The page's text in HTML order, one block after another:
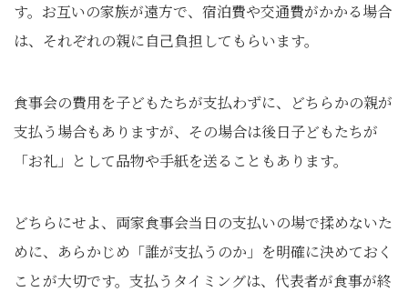
す。お互いの家族が遠方で、宿泊費や交通費がかかる場合
は、それぞれの親に自己負担してもらいます。
食事会の費用を子どもたちが支払わずに、どちらかの親が
支払う場合もありますが、その場合は後日子どもたちが
「お礼」として品物や手紙を送ることもあります。
どちらにせよ、両家食事会当日の支払いの場で揉めないた
めに、あらかじめ「誰が支払うのか」を明確に決めておく
ことが大切です。支払うタイミングは、代表者が食事が終